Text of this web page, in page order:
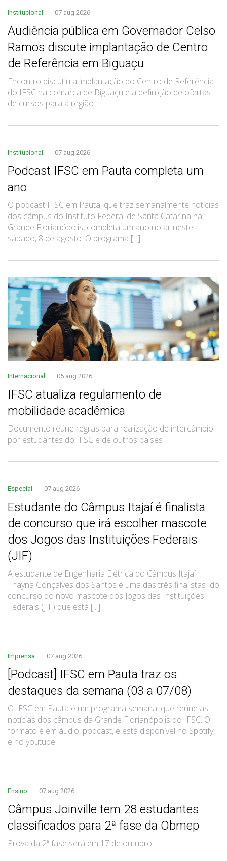
Institucional 07 aug 2026
Audiência pública em Governador Celso
Ramos discute implantação de Centro
de Referência em Biguaçu
Encontro discutiu a implantação do Centro de Referência
do IFSC na comarca de Biguaçu e a definição de ofertas
de cursos para a região.
Institucional 07 aug 2026
Podcast IFSC em Pauta completa um
ano
O podcast IFSC em Pauta, que traz semanalmente notícias
dos câmpus do Instituto Federal de Santa Catarina na
Grande Florianópolis, completa um ano no ar neste
sábado, 8 de agosto. O programa [...]
Internacional 05 aug 2026
IFSC atualiza regulamento de
mobilidade acadêmica
Documento reúne regras para realização de intercâmbio
por estudantes do IFSC e de outros países
Especial 07 aug 2026
Estudante do Câmpus Itajaí é finalista
de concurso que irá escolher mascote
dos Jogos das Instituições Federais
(JIF)
A estudante de Engenharia Elétrica do Câmpus Itajaí
Thayna Gonçalves dos Santos é uma das três finalistas do
concurso do novo mascote dos Jogos das Instituições
Federais (JIF) que está [...]
Imprensa 07 aug 2026
[Podcast] IFSC em Pauta traz os
destaques da semana (03 a 07/08)
O IFSC em Pauta é um programa semanal que reúne as
notícias dos câmpus da Grande Florianópolis do IFSC. O
formato é em áudio, podcast, e está disponível no Spotify
e no youtube.
Ensino 07 aug 2026
Câmpus Joinville tem 28 estudantes
classificados para 2ª fase da Obmep
Prova da 2ª fase será em 17 de outubro.